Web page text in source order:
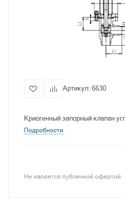
Артикул: 6630
Криогенный запорный клапан
Подробности
Не является публичной офертой.